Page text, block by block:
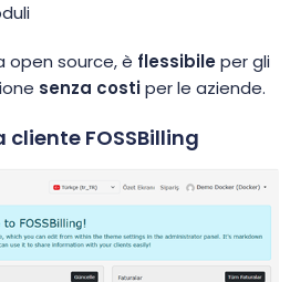
open source, è flessibileper gli
senza costiper le aziende.
FOSSBilling